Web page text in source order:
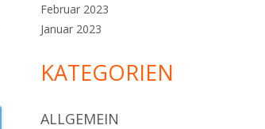
Februar 2023
Januar 2023
KATEGORIEN
ALLGEMEIN